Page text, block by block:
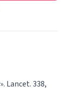
Lancet. 338,